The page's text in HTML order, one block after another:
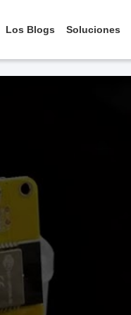
Los Blogs Soluciones